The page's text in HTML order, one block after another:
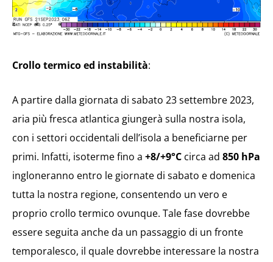
Crollo termico ed instabilità:
A partire dalla giornata di sabato 23 settembre 2023,
aria più fresca atlantica giungerà sulla nostra isola,
con i settori occidentali dell’isola a beneficiarne per
primi. Infatti, isoterme fino a +8/+9°C circa ad 850 hPa
ingloneranno entro le giornate di sabato e domenica
tutta la nostra regione, consentendo un vero e
proprio crollo termico ovunque. Tale fase dovrebbe
essere seguita anche da un passaggio di un fronte
temporalesco, il quale dovrebbe interessare la nostra